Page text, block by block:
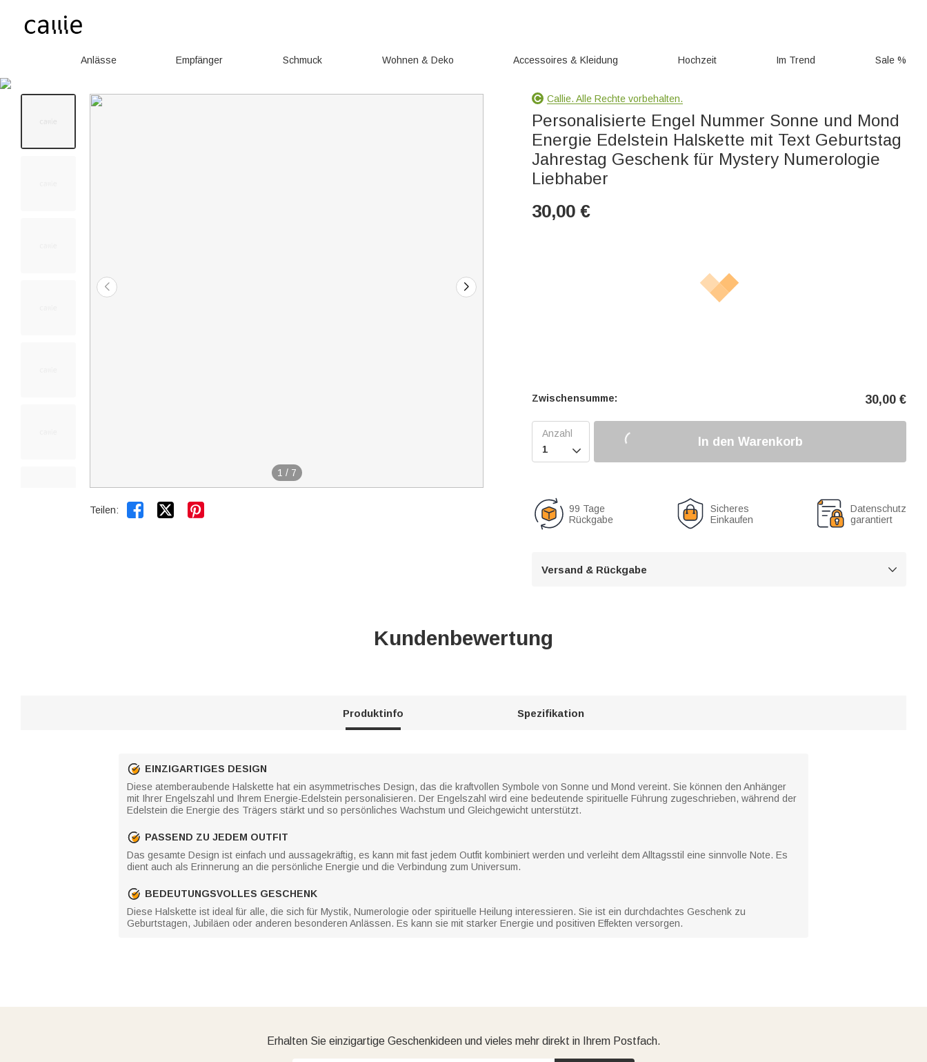
Anlässe Empfänger Schmuck Wohnen & Deko Accessoires & Kleidung Hochzeit Im Trend Sale %
1 / 7
Teilen:  
Callie. Alle Rechte vorbehalten.
Personalisierte Engel Nummer Sonne und Mond
Energie Edelstein Halskette mit Text Geburtstag
Jahrestag Geschenk für Mystery Numerologie
Liebhaber
30,00 €
Zwischensumme: 30,00 €

In den Warenkorb
99 Tage
Rückgabe
Sicheres
Einkaufen
Datenschutz
garantiert
Versand & Rückgabe 
Kundenbewertung
Produktinfo Spezifikation
EINZIGARTIGES DESIGN
Diese atemberaubende Halskette hat ein asymmetrisches Design, das die kraftvollen Symbole von Sonne und Mond vereint. Sie können den Anhänger
mit Ihrer Engelszahl und Ihrem Energie-Edelstein personalisieren. Der Engelszahl wird eine bedeutende spirituelle Führung zugeschrieben, während der
Edelstein die Energie des Trägers stärkt und so persönliches Wachstum und Gleichgewicht unterstützt.
PASSEND ZU JEDEM OUTFIT
Das gesamte Design ist einfach und aussagekräftig, es kann mit fast jedem Outfit kombiniert werden und verleiht dem Alltagsstil eine sinnvolle Note. Es
dient auch als Erinnerung an die persönliche Energie und die Verbindung zum Universum.
BEDEUTUNGSVOLLES GESCHENK
Diese Halskette ist ideal für alle, die sich für Mystik, Numerologie oder spirituelle Heilung interessieren. Sie ist ein durchdachtes Geschenk zu
Geburtstagen, Jubiläen oder anderen besonderen Anlässen. Es kann sie mit starker Energie und positiven Effekten versorgen.
Erhalten Sie einzigartige Geschenkideen und vieles mehr direkt in Ihrem Postfach.